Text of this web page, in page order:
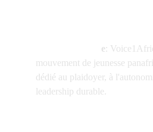
e:
mouvement de jeunesse
dédié au plaidoyer, à
leadership durable.